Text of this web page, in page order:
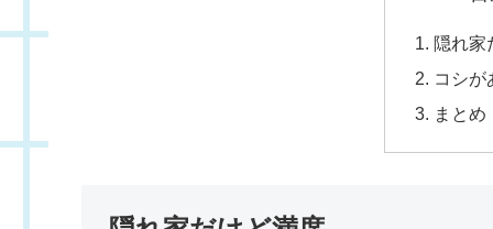
隠れ家
コシが
まとめ